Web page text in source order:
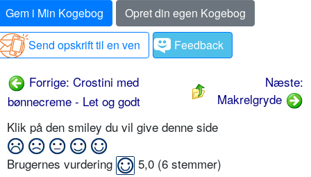
Gem i Min Kogebog
Opret din egen Kogebog
Send opskrift til en ven
Feedback
Forrige: Crostini med
bønnecreme - Let og godt
Næste:
Makrelgryde
Klik på den smiley du vil give denne side
Brugernes vurdering 5,0 (6 stemmer)